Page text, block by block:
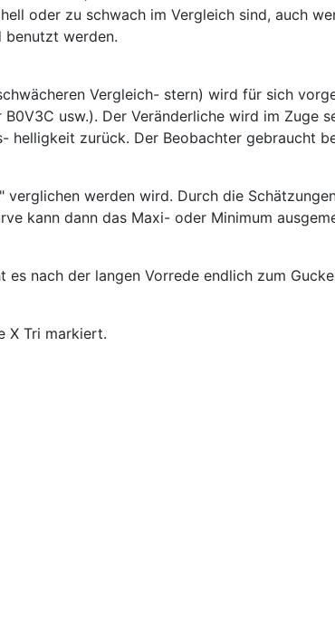
oder zu schwach im Vergleich sind, auch
benutzt werden.
Vergleich- stern) wird für sich
usw.). Der Veränderliche wird im
helligkeit zurück. Der Beobachter gebraucht
werden wird. Durch die
kann dann das Maxi- oder Minimum
nach der langen Vorrede endlich zum
X Tri markiert.